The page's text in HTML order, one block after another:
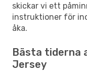
skickar vi ett
instruktioner för
åka.
Bästa tiderna
Jersey